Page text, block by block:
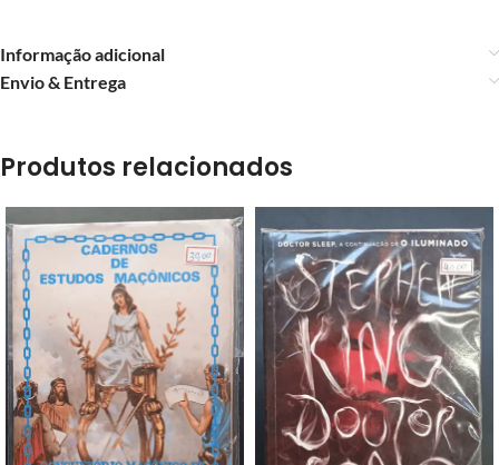
Informação adicional
Envio & Entrega
Produtos relacionados